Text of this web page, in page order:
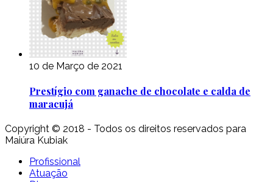
10 de Março de 2021
Prestígio com ganache de chocolate e calda de
maracujá
Copyright © 2018 - Todos os direitos reservados para
Maiúra Kubiak
Profissional
Atuação